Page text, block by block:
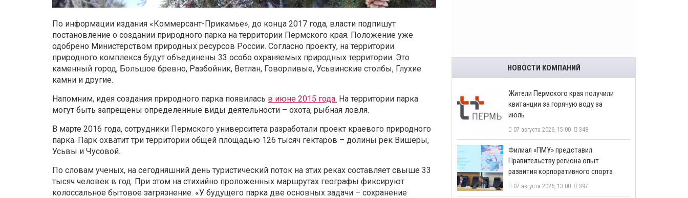
По информации издания «Коммерсант-Прикамье», до конца 2017 года, власти подпишут
постановление о создании природного парка на территории Пермского края. Положение уже
одобрено Министерством природных ресурсов России. Согласно проекту, на территории
природного комплекса будут объединены 33 особо охраняемых природных территории. Это
каменный город, Большое бревно, Разбойник, Ветлан, Говорливые, Усьвинские столбы, Глухие
камни и другие.
Напомним, идея создания природного парка появилась в июне 2015 года. На территории парка
могут быть запрещены определенные виды деятельности – охота, рыбная ловля.
В марте 2016 года, сотрудники Пермского университета разработали проект краевого природного
парка. Парк охватит три территории общей площадью 126 тысяч гектаров – долины рек Вишеры,
Усьвы и Чусовой.
По словам ученых, на сегодняшний день туристический поток на этих реках составляет свыше 33
тысяч человек в год. При этом на стихийно проложенных маршрутах географы фиксируют
колоссальное бытовое загрязнение. «У будущего парка две основных задачи – сохранение
НОВОСТИ КОМПАНИЙ
​Жители Пермского края получили
квитанции за горячую воду за
июль
07 августа 2026, 15:00 348
​Филиал «ПМУ» представил
Правительству региона опыт
развития корпоративного спорта
07 августа 2026, 13:00 397